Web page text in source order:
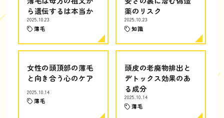
ら遺伝するは本当か
2025.10.23
薄毛
薬のリスク
2025.10.23
知識
女性の頭頂部の薄毛
と向き合う心のケア
2025.10.14
薄毛
頭皮の老廃物排出と
デトックス効果のあ
る成分
2025.10.14
薄毛